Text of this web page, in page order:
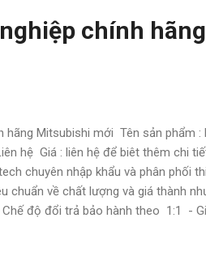
chính hãng
hãng Mitsubishi mới Tên sản phẩm :
hệ Giá : liên hệ để biêt thêm chi
chuyên nhập khẩu và phân phối
chuẩn về chất lượng và giá thành
độ đổi trả bảo hành theo 1:1 -